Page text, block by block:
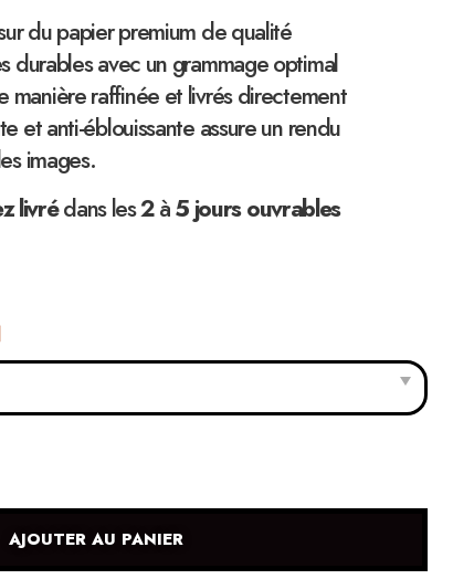
du papier premium de qualité
durables avec un grammage optimal
raffinée et livrés directement
et anti-éblouissante assure un rendu
images.
livrédans les2à5 jours ouvrables
AJOUTER AU PANIER